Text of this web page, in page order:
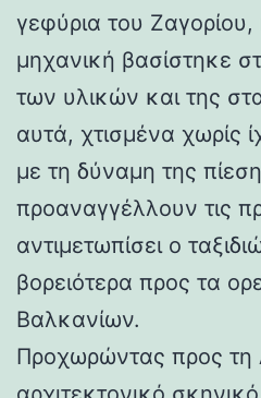
γεφύρια του Ζαγορίου,
μηχανική βασίστηκε
των υλικών και της
αυτά, χτισμένα χωρίς
με τη δύναμη της
προαναγγέλλουν τις
αντιμετωπίσει ο
βορειότερα προς τα
Βαλκανίων.
Προχωρώντας προς τη